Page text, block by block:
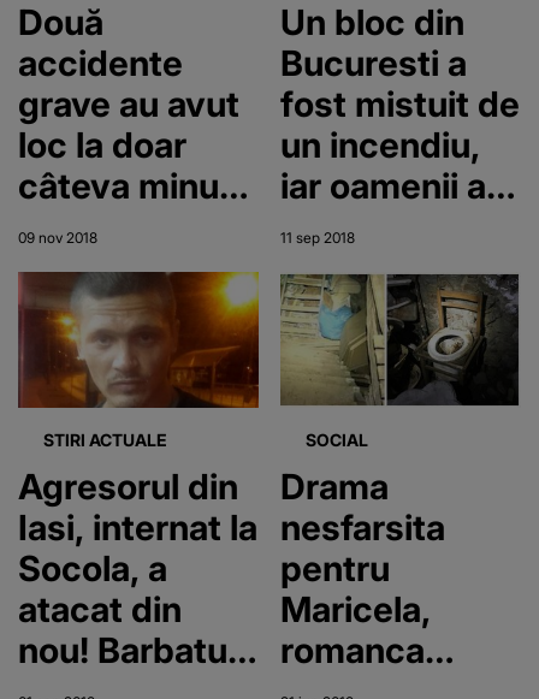
Două
accidente
grave au avut
loc la doar
câteva minute
distanţă, în
Iaşi. O femeie
a murit
călcată de
tren, iar alţi
doi ieşeni au
fost loviţi de o
maşină pe
trecerea de
pietoni
09 nov 2018
Un bloc din
Bucuresti a
fost mistuit de
un incendiu,
iar oamenii au
cerut ajutor la
primarie. Ce
le-a raspuns
primarul
sectorului 5
oamenilor
care au ramas
pe drumuri
11 sep 2018
STIRI ACTUALE
Agresorul din
Iasi, internat la
Socola, a
atacat din
nou! Barbatul
SOCIAL
Drama
nesfarsita
pentru
Maricela,
romanca